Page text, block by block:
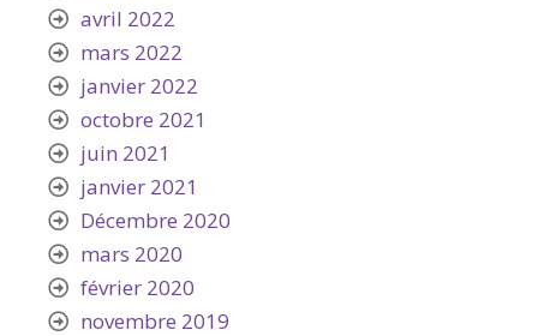
avril 2022
mars 2022
janvier 2022
octobre 2021
juin 2021
janvier 2021
Décembre 2020
mars 2020
février 2020
novembre 2019